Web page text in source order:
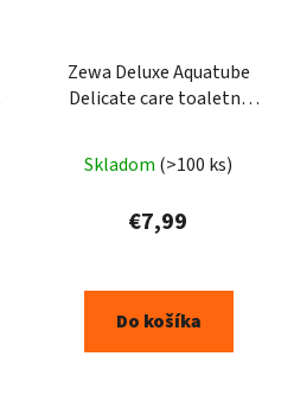
Zewa Deluxe Aquatube
Delicate care toaletný
Skladom (>100 ks)
€7,99
Do košíka